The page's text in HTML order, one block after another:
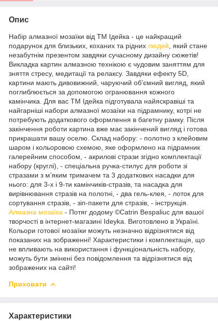
Опис
Набір алмазної мозаїки від ТМ Ідейка - це найкращий
подарунок для близьких, коханих та рідних людей , який стане
незабутнім презентом завдяки сучасному дизайну сюжетів!
Викладка картин алмазною технікою є чудовим заняттям для
зняття стресу, медитації та релаксу. Завдяки ефекту 5D,
картини мають дивовижний, чаруючий об’ємний вигляд, який
поглиблюється за допомогою огранювання кожного
камінчика. Для вас ТМ Ідейка підготувала найяскравіші та
найгарніші набори алмазної мозаїки на підрамнику, котрі не
потребують додаткового оформлення в багетну рамку. Після
закінчення роботи картина вже має закінчений вигляд і готова
прикрашати вашу оселю. Склад набору: - полотно з клейовим
шаром і кольоровою схемою, яке оформлено на підрамник
галерейним способом, - акрилові стрази згідно комплектації
набору (круглі), - спеціальна ручка-стилус для роботи зі
стразами з м’яким тримачем та 3 додаткових насадки для
нього: для 3-х і 9-ти камінчиків-стразів, та насадка для
вирівнювання стразів на полотні, - два гель-клея, - лоток для
сортування стразів, - зіп-пакети для стразів, - інструкція.
Алмазна мозаїка - Потяг додому ©Catrin Bespaliuc для вашої
творчості в інтернет-магазині Ideyka. Виготовлено в Україні.
Кольори готової мозаїки можуть незначно відрізнятися від
показаних на зображенні! Характеристики і комплектація, що
не впливають на використання і функціональність набору,
можуть бути змінені без повідомлення та відрізнятися від
зображених на сайті!
Приховати
Характеристики